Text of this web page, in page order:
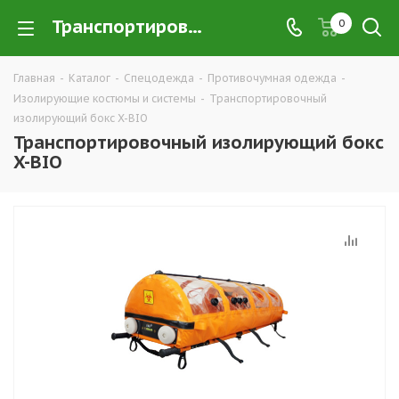
Транспортировочный изолирующий бокс X-BIO купить в Екатеринбурге по низким ценам оптом — интернет-магазин противочумной спецодежды в розницу компании ТД УРАЛСИЗ 0
Главная - Каталог - Спецодежда - Противочумная одежда -
Изолирующие костюмы и системы - Транспортировочный
изолирующий бокс X-BIO
Транспортировочный изолирующий бокс
X-BIO